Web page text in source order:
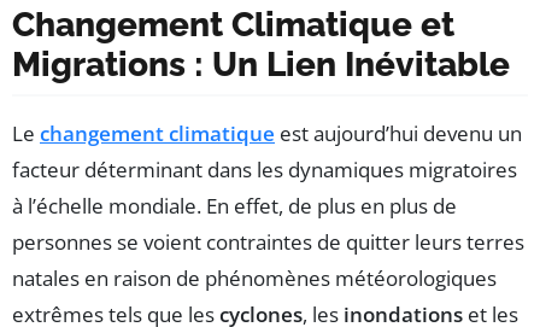
Changement Climatique et
Migrations : Un Lien Inévitable
Le changement climatique est aujourd’hui devenu un
facteur déterminant dans les dynamiques migratoires
à l’échelle mondiale. En effet, de plus en plus de
personnes se voient contraintes de quitter leurs terres
natales en raison de phénomènes météorologiques
extrêmes tels que lescyclones, les inondations et les